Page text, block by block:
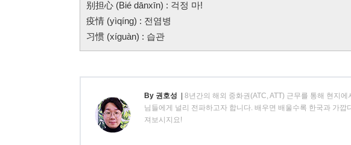
别担心 (Bié dānxīn) : 걱정 마!
疫情 (yìqíng) : 전염병
习惯 (xíguàn) : 습관
By 권호성 | 8년간의 해외 중화권(ATC, ATT) 근무를 통해 현지
님들에게 널리 전파하고자 합니다. 배우면 배울수록 한국과 가깝
져보시지요!